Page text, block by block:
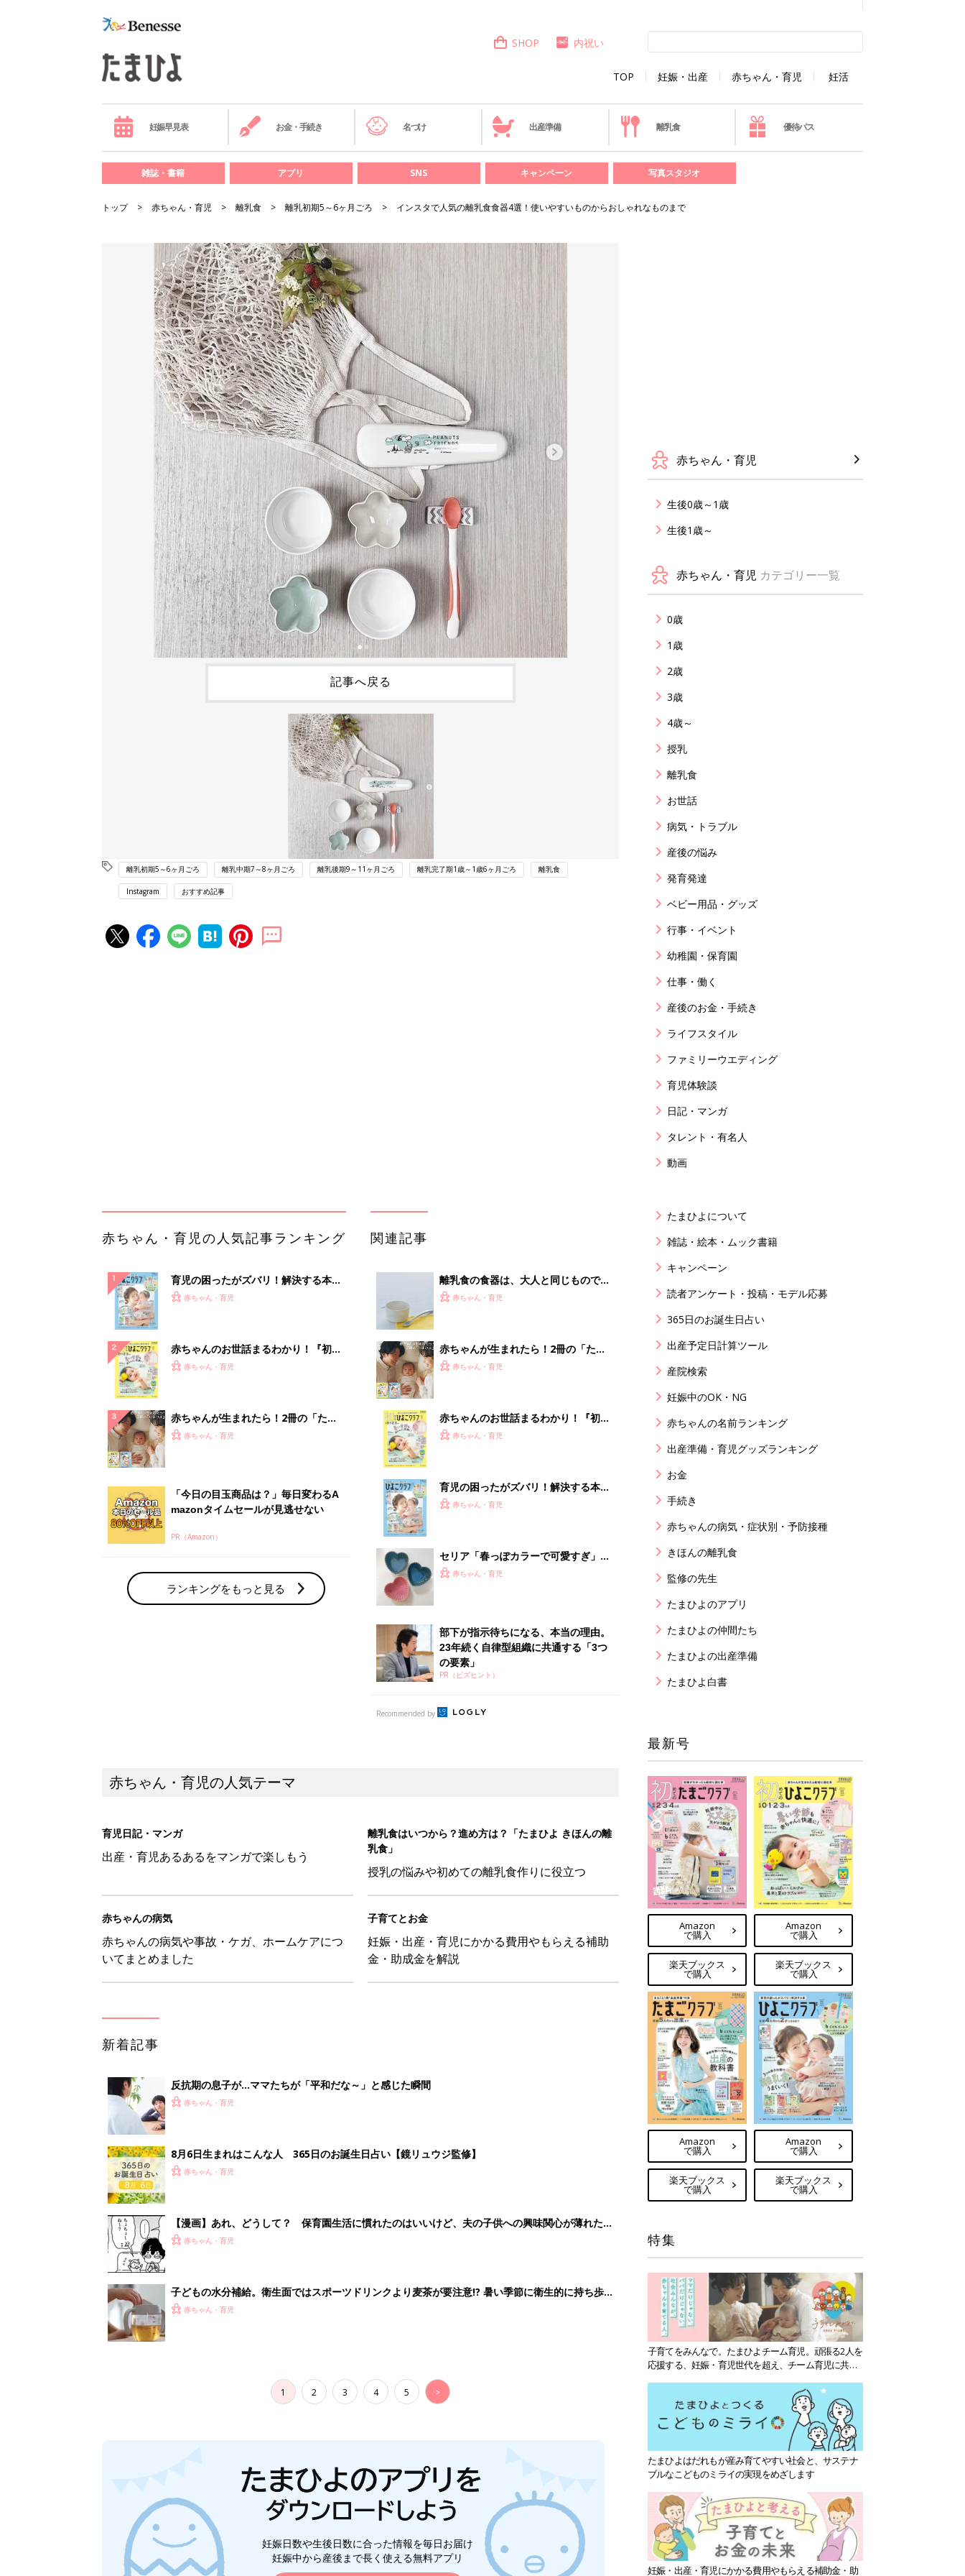
TOP 妊娠・出産 赤ちゃん・育児 妊活
SHOP 内祝い
妊娠早見表 お金・手続き 名づけ 出産準備 離乳食 優待パス
雑誌・書籍 アプリ SNS キャンペーン 写真スタジオ
トップ 赤ちゃん・育児 離乳食 離乳初期5～6ヶ月ごろ インスタで人気の離乳食食器4選！使いやすいものからおしゃれなものまで
記事へ戻る
離乳初期5～6ヶ月ごろ 離乳中期7～8ヶ月ごろ 離乳後期9～11ヶ月ごろ 離乳完了期1歳～1歳6ヶ月ごろ 離乳食
Instagram おすすめ記事
mazonタイムセールが見逃せない
PR（Amazon）
ランキングをもっと見る
になるまで、育児に役立つ情報がいっ
ぱい！
気の食器5選
23年続く自律型組織に共通する「3つ
の要素」
PR（ビズヒント）
赤ちゃん・育児の人気テーマ
育児日記・マンガ
離乳食はいつから？進め方は？「たまひよ きほんの離
授乳の悩みや初めての離乳食作りに役立つ
子育てとお金
妊娠・出産・育児にかかる費用やもらえる補助
金・助成金を解説
反抗期の息子が...ママたちが「平和だな～」と感じた瞬間
赤ちゃん・育児
8月6日生まれはこんな人 365日のお誕生日占い【鏡リュウジ監修】
赤ちゃん・育児
【漫画】あれ、どうして？ 保育園生活に慣れたのはいいけど、夫の子供への興味関心が薄れた気
1 2 3 4 5 >
赤ちゃん・育児
生後0歳～1歳
生後1歳～
赤ちゃん・育児 カテゴリー一覧
0歳
1歳
2歳
3歳
4歳～
授乳
離乳食
お世話
病気・トラブル
産後の悩み
発育発達
ベビー用品・グッズ
行事・イベント
幼稚園・保育園
仕事・働く
産後のお金・手続き
ライフスタイル
ファミリーウエディング
育児体験談
日記・マンガ
タレント・有名人
動画
たまひよについて
雑誌・絵本・ムック書籍
キャンペーン
読者アンケート・投稿・モデル応募
365日のお誕生日占い
出産予定日計算ツール
産院検索
妊娠中のOK・NG
赤ちゃんの名前ランキング
出産準備・育児グッズランキング
お金
手続き
赤ちゃんの病気・症状別・予防接種
きほんの離乳食
監修の先生
たまひよのアプリ
たまひよの仲間たち
たまひよの出産準備
たまひよ白書
最新号
Amazon
で購入
楽天ブックス
で購入
Amazon
で購入
楽天ブックス
で購入
Amazon
で購入
楽天ブックス
で購入
Amazon
で購入
楽天ブックス
で購入
特集
子育てをみんなで。たまひよチーム育児。頑張る2人を
応援する、妊娠・育児世代を超え、チーム育児に共感
たまひよはだれもが産み育てやすい社会と、サステナ
ブルなこどものミライの実現をめざします
妊娠・出産・育児にかかる費用やもらえる補助金・助